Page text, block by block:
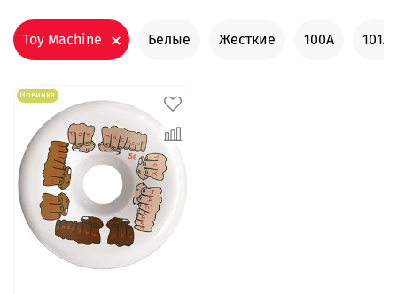
Toy Machine Белые Жесткие 100А 101А
Новинка